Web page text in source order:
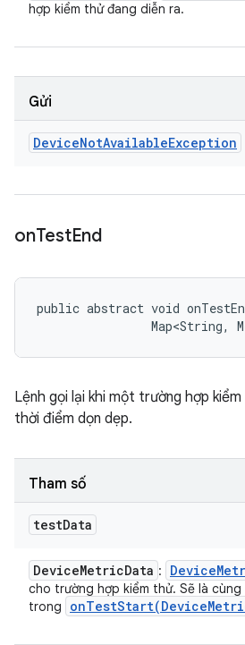
hợp kiểm thử đang diễn ra.
Gửi
DeviceNotAvailableException
onTestEnd
public abstract void
Map<String,
Lệnh gọi lại khi một trường hợp
thời điểm dọn dẹp.
Tham số
testData
DeviceMetricData : Device
cho trường hợp kiểm thử. Sẽ là
trong
onTestStart(Device